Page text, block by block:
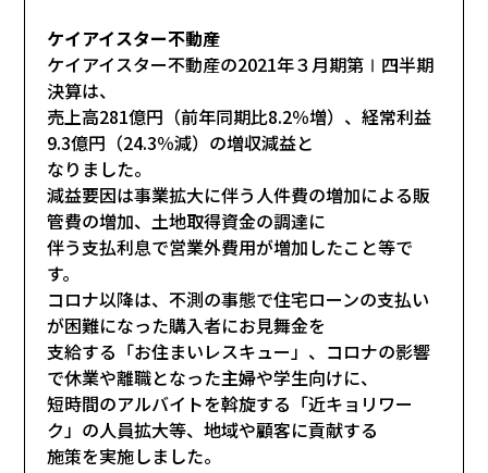
ケイアイスター不動産
ケイアイスター不動産の2021年３月期第Ⅰ四半期
決算は、
売上高281億円（前年同期比8.2％増）、経常利益
9.3億円（24.3％減）の増収減益と
なりました。
減益要因は事業拡大に伴う人件費の増加による販
管費の増加、土地取得資金の調達に
伴う支払利息で営業外費用が増加したこと等で
す。
コロナ以降は、不測の事態で住宅ローンの支払い
が困難になった購入者にお見舞金を
支給する「お住まいレスキュー」、コロナの影響
で休業や離職となった主婦や学生向けに、
短時間のアルバイトを斡旋する「近キョリワー
ク」の人員拡大等、地域や顧客に貢献する
施策を実施しました。